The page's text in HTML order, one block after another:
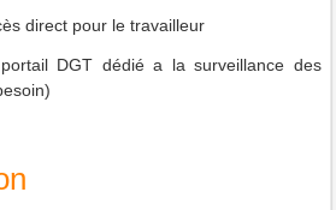
direct pour le travailleur
DGT dédié a la surveillance des